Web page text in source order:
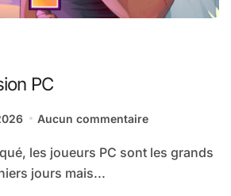
PC
Aucun commentaire
jours mais...